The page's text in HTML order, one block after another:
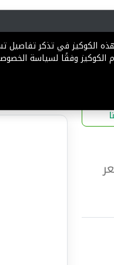
الكوكيز في تذكر
وفقًا لسياسة